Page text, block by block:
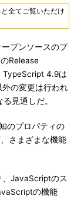
全てご覧いただけ
プンソースのプ
Release
TypeScript 4.9は
の変更は行われ
見通しだ。
のプロパティの
さまざまな機能
JavaScriptのス
の機能